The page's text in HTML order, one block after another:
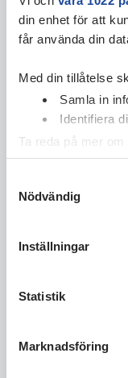
din enhet för att
får använda din
Med din tillåtelse
Samla in
Identifiera
Ta reda på mer
cookie-
Vi använder
Nödvändig
Inställningar
Statistik
Marknadsföring